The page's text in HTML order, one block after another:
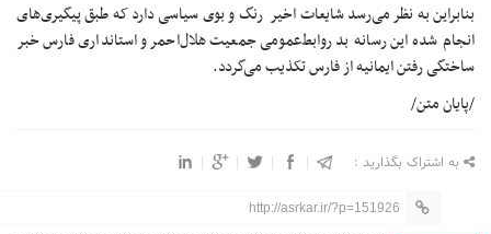
بنابراین به نظر می‌رسد شایعات اخیر رنگ و بوی سیاسی دارد که طبق پیگیری‌های
انجام شده این رسانه بد روابط‌عمومی جمعيت هلال‌احمر و استانداری فارس خبر
ساختگی رفتن ایمانیه از فارس تکذیب می‌گردد.
/پایان متن/
به اشتراک بگذارید :
http://asrkar.ir/?p=151926